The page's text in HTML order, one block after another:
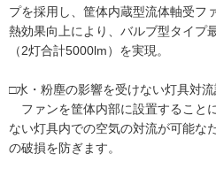
プを採用し、筐体内蔵型流体軸受フ
熱効果向上により、バルブ型タイプ
（2灯合計5000lm）を実現。
□水・粉塵の影響を受けない灯具対
ファンを筐体内部に設置すること
ない灯具内での空気の対流が可能な
の破損を防ぎます。